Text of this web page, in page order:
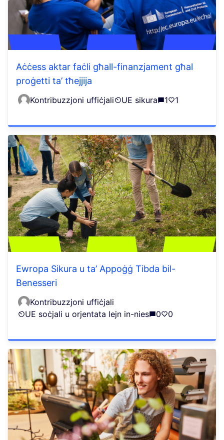
Aċċess aktar faċli għall-finanzjament għal
proġetti ta’ tħejjija
Kontribuzzjoni uffiċjali UE sikura 1 1
Ewropa Sikura u ta’ Appoġġ Tibda bil-
Benesseri
Kontribuzzjoni uffiċjali
UE soċjali u orjentata lejn in-nies
0 0